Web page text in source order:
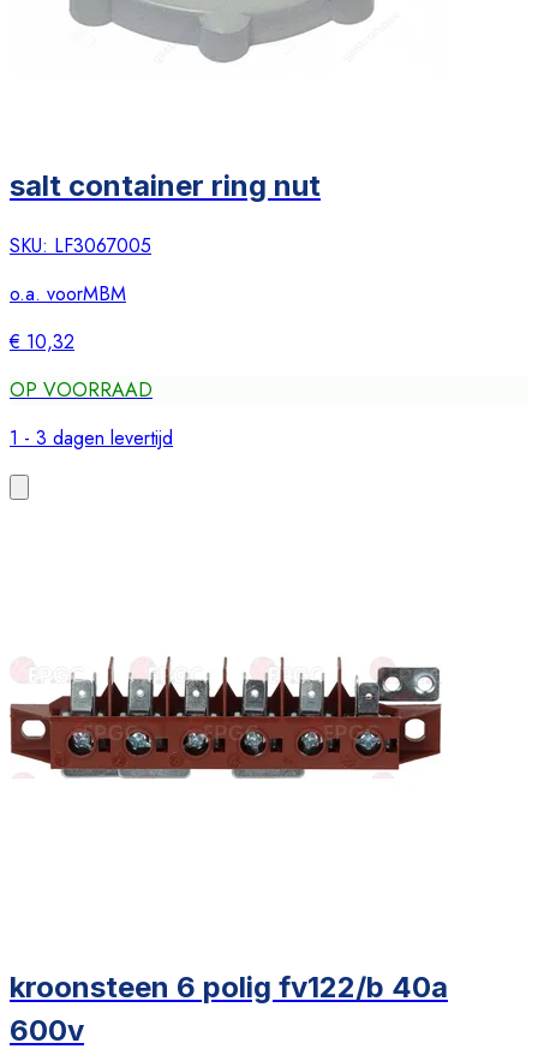
salt container ring nut
SKU: LF3067005
o.a. voorMBM
€ 10,32
OP VOORRAAD
1 - 3 dagen levertijd
kroonsteen 6 polig fv122/b 40a
600v